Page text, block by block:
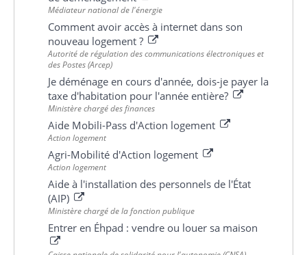
Médiateur national de l'énergie
Comment avoir accès à internet dans son
nouveau logement ?
Autorité de régulation des communications électroniques et
des Postes (Arcep)
Je déménage en cours d'année, dois-je payer la
taxe d'habitation pour l'année entière?
Ministère chargé des finances
Aide Mobili-Pass d'Action logement
Action logement
Agri-Mobilité d'Action logement
Action logement
Aide à l'installation des personnels de l'État
(AIP)
Ministère chargé de la fonction publique
Entrer en Éhpad : vendre ou louer sa maison